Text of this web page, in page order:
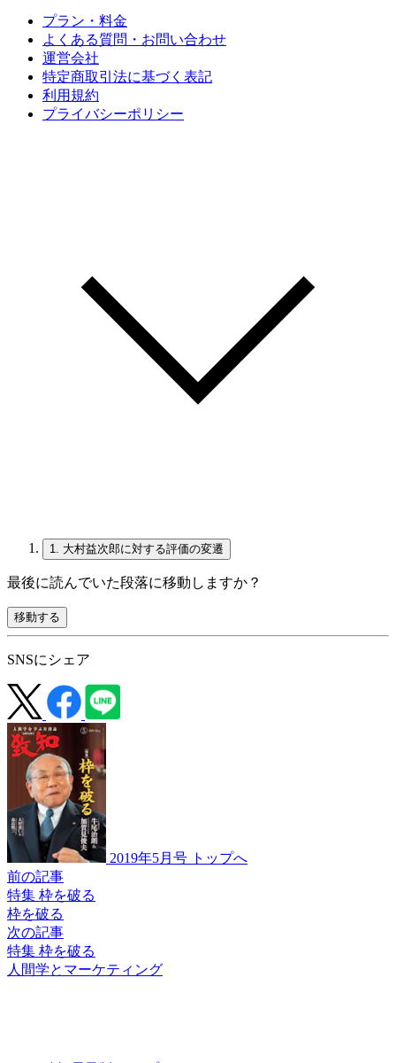
プラン・料金
よくある質問・お問い合わせ
運営会社
特定商取引法に基づく表記
利用規約
プライバシーポリシー
1. 大村益次郎に対する評価の変遷
最後に読んでいた段落に移動しますか？
移動する
SNSにシェア
2019年5月号 トップへ
前の記事
特集 枠を破る
枠を破る
次の記事
特集 枠を破る
人間学とマーケティング